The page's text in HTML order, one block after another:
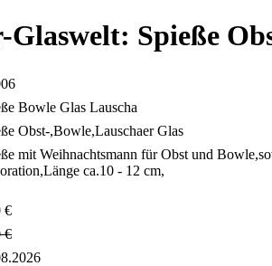
Glaswelt: Spieße
Bowle Glas Lauscha
Obst-,Bowle,Lauschaer Glas
mit Weihnachtsmann für Obst und
ca.10 - 12 cm,
€
€